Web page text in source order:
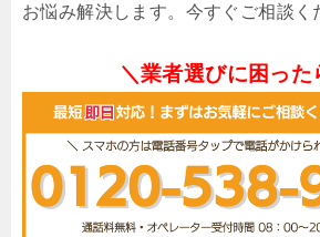
お悩み解決します。今すぐご相談く
＼業者選びに困っ